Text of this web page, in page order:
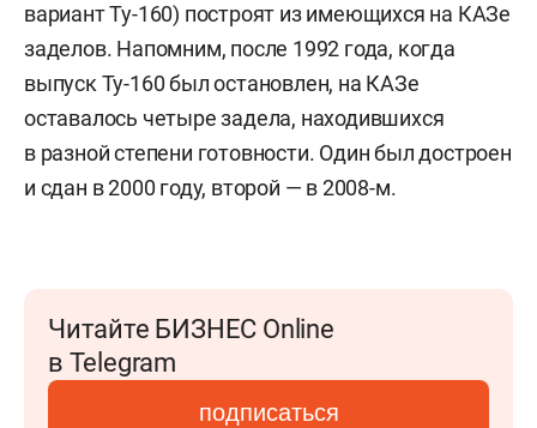
вариант Ту-160) построят из имеющихся на КАЗе
заделов. Напомним, после 1992 года, когда
выпуск Ту-160 был остановлен, на КАЗе
оставалось четыре задела, находившихся
в разной степени готовности. Один был достроен
и сдан в 2000 году, второй — в 2008-м.
Читайте БИЗНЕС Online
в Telegram
подписаться